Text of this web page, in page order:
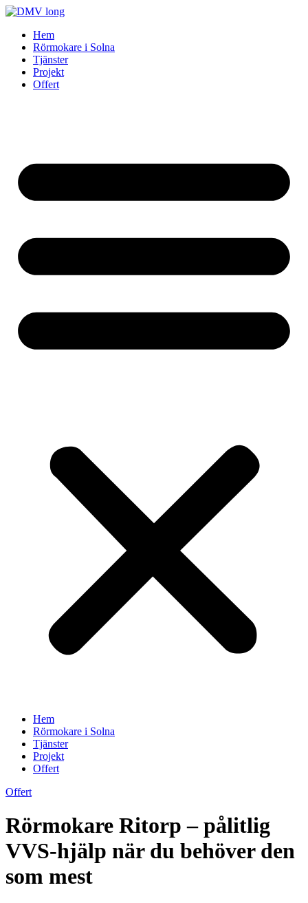
Skip
contentHem
Rörmokare i Solna
Tjänster
Projekt
Offert
Hem
Rörmokare i Solna
Tjänster
Projekt
Offert
Offert
Rörmokare Ritorp – pålitlig
VVS-hjälp när du behöver den
som mest